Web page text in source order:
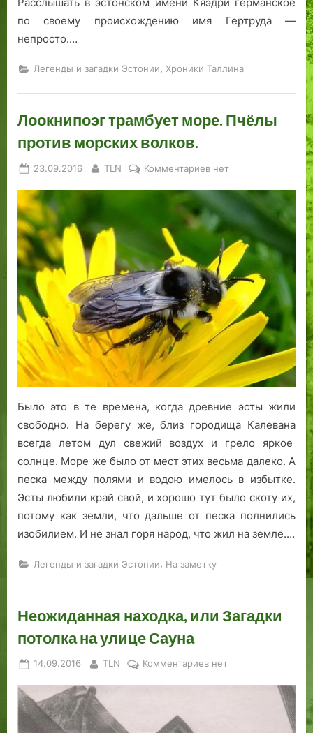
по своему происхождению имя Гертруда —
непросто.…
Легенды и загадки Эстонии, Хроники Таллина
Лоокнипоэг трамбует море. Пчёлы
против морских волков.
Posted
23.09.2016 By
TLN Комментариевк
Лоокнипоэг
трамбует
море.
Пчёлы
против
морских
волков.
нет
Было это в те времена, когда древние эсты жили
свободно. На берегу же, близ городища Калевана
всегда летом дул свежий воздух и грело яркое
солнце. Море же было от мест этих весьма далеко. А
песка между полями и водою имелось в избытке.
Эсты любили край свой, и хорошо тут было скоту их,
потому как земли, что дальше от песка полнились
изобилием. И не знал горя народ, что жил на земле.…
Легенды и загадки Эстонии, На заметку
Неожиданная находка, или Загадки
потолка на улице Сауна
Posted
14.09.2016 By
TLN Комментариевкнет